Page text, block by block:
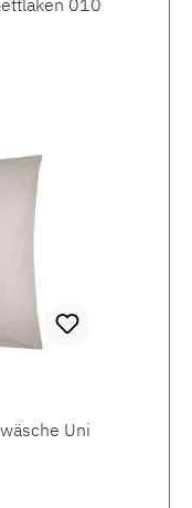
010
Uni